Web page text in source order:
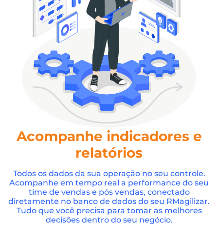
Acompanhe indicadores e
relatórios
Todos os dados da sua operação no seu controle.
Acompanhe em tempo real a performance do seu
time de vendas e pós vendas, conectado
diretamente no banco de dados do seu RMagilizar.
Tudo que você precisa para tomar as melhores
decisões dentro do seu negócio.